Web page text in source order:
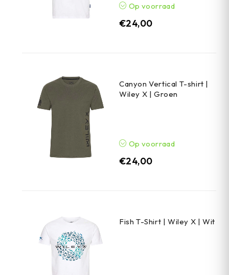
Op voorraad
€24,00
Canyon Vertical T-shirt |
Wiley X | Groen
Op voorraad
€24,00
Fish T-Shirt | Wiley X | Wit